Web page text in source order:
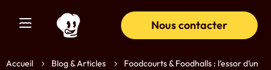
Nous contacter
Accueil Blog & Articles
Foodcourts & Foodhalls : l’essor d’un